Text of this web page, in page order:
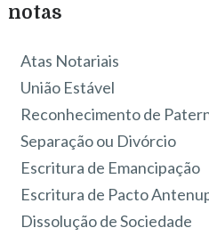
notas
Atas Notariais
União Estável
Reconhecimento de
Separação ou Divórcio
Escritura de Emancipação
Escritura de Pacto
Dissolução de Sociedade